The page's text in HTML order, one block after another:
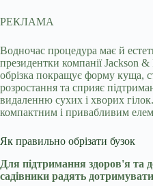
РЕКЛАМА
Водночас процедура має й
президентки компанії Jackson
обрізка покращує форму куща,
розростання та сприяє
видаленню сухих і хворих
компактним і привабливим
Як правильно обрізати бузок
Для підтримання здоров'я та
садівники радять